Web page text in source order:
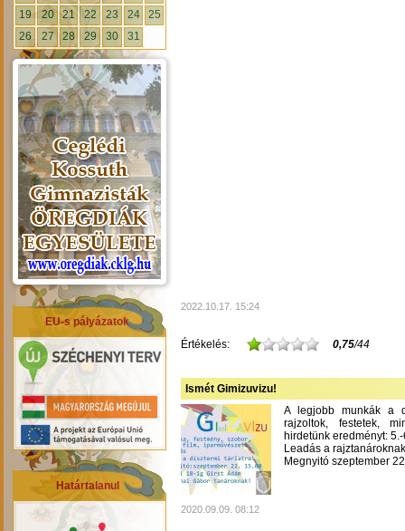
19
20 21 22 23 24
25
26
27 28 29 30 31
EU-s pályázatok
Határtalanul
2022.10.17. 15:24
Értékelés: 0,75/44
Ismét Gimizuvizu!
A legjobb munkák a
rajzoltok, festetek,
hirdetünk eredményt:
Leadás a
Megnyitó szeptember
2020.09.09. 08:12